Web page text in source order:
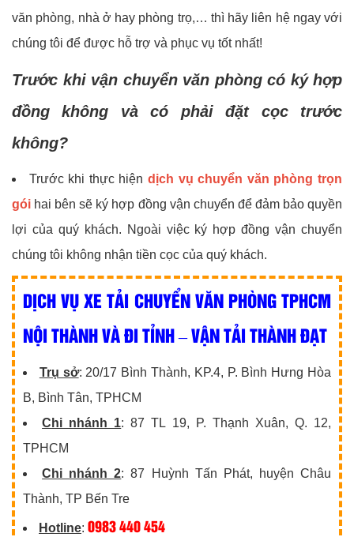
văn phòng, nhà ở hay phòng trọ,… thì hãy liên hệ ngay với
chúng tôi để được hỗ trợ và phục vụ tốt nhất!
Trước khi vận chuyển văn phòng có ký hợp
đồng không và có phải đặt cọc trước
không?
Trước khi thực hiệndịch vụ chuyển văn phòng trọn
gói hai bên sẽ ký hợp đồng vận chuyển để đảm bảo quyền
lợi của quý khách. Ngoài việc ký hợp đồng vận chuyển
chúng tôi không nhận tiền cọc của quý khách.
DỊCH VỤ XE TẢI CHUYỂN VĂN PHÒNG TPHCM
NỘI THÀNH VÀ ĐI TỈNH – VẬN TẢI THÀNH ĐẠT
Trụ sở: 20/17 Bình Thành, KP.4, P. Bình Hưng Hòa
B, Bình Tân, TPHCM
Chi nhánh 1: 87 TL 19, P. Thạnh Xuân, Q. 12,
TPHCM
Chi nhánh 2: 87 Huỳnh Tấn Phát, huyện Châu
Thành, TP Bến Tre
Hotline: 0983 440 454